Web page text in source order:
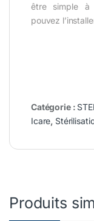
être simple à
pouvez
Catégorie :
Icare,
Produits